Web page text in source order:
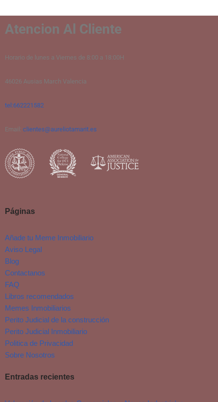
Atencion Al Cliente
Horario de lunes a Viernes de 8:00 a 18:00H
46026 Ausias March Valencia
tel:662221582
Email: clientes@aureliotamarit.es
Páginas
Añade tu Meme Inmobiliario
Aviso Legal
Blog
Contactanos
FAQ
Libros recomendados
Memes Inmobiliarios
Perito Judicial de la construcción
Perito Judicial Inmobiliario
Politica de Privacidad
Sobre Nosotros
Entradas recientes